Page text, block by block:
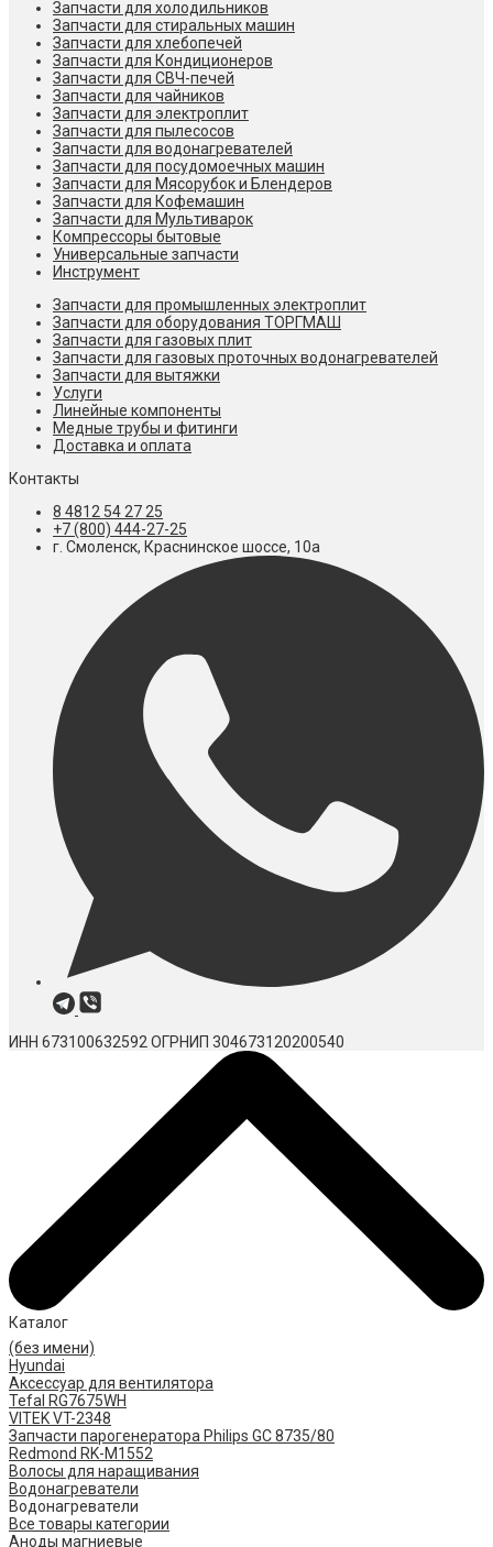
Запчасти для холодильников
Запчасти для стиральных машин
Запчасти для хлебопечей
Запчасти для Кондиционеров
Запчасти для СВЧ-печей
Запчасти для чайников
Запчасти для электроплит
Запчасти для пылесосов
Запчасти для водонагревателей
Запчасти для посудомоечных машин
Запчасти для Мясорубок и Блендеров
Запчасти для Кофемашин
Запчасти для Мультиварок
Компрессоры бытовые
Универсальные запчасти
Инструмент
Запчасти для промышленных электроплит
Запчасти для оборудования ТОРГМАШ
Запчасти для газовых плит
Запчасти для газовых проточных водонагревателей
Запчасти для вытяжки
Услуги
Линейные компоненты
Медные трубы и фитинги
Доставка и оплата
Контакты
8 4812 54 27 25
+7 (800) 444-27-25
г. Смоленск, Краснинское шоссе, 10а
ИНН 673100632592 ОГРНИП 304673120200540
Каталог
(без имени)
Hyundai
Аксессуар для вентилятора
Tefal RG7675WH
VITEK VT-2348
Запчасти парогенератора Philips GC 8735/80
Redmond RK-M1552
Волосы для наращивания
Водонагреватели
Водонагреватели
Все товары категории
Аноды магниевые